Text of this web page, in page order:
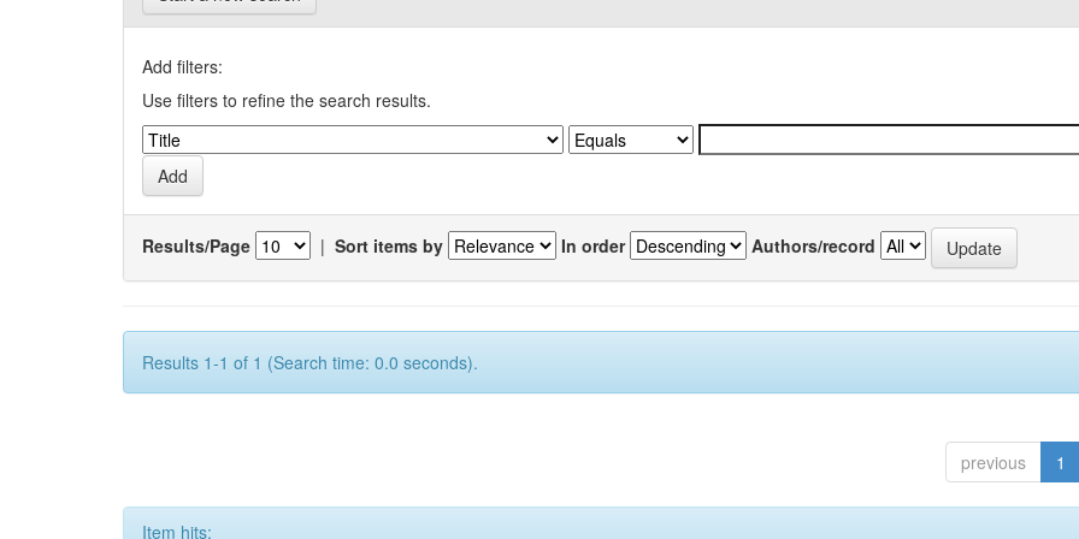
Add filters:
Use filters to refine the search results.
Results/Page | Sort items by In order Authors/record
Results 1-1 of 1 (Search time: 0.0 seconds).
previous 1
Item hits: